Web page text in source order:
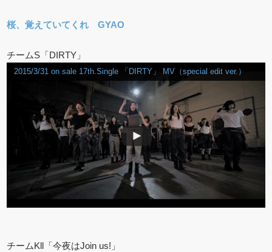
桜、覚えていてくれ GYAO
チームS「DIRTY」
2015/3/31 on sale 17th.Single 「DIRTY」 MV（special edit ver.）
チームKll「今夜はJoin us!」